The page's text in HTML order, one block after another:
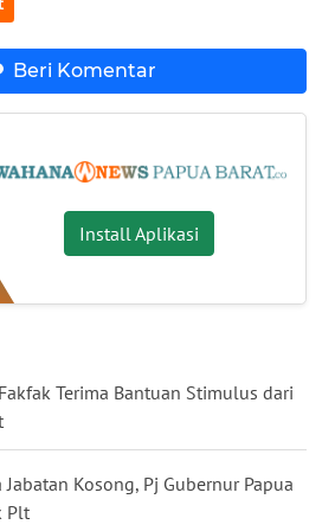
Beri Komentar
Install Aplikasi
Terima Bantuan Stimulus dari
Kosong, Pj Gubernur Papua
Plt